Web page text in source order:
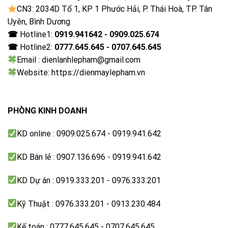
tấm đèn nền sẽ giúp màn hình tivi hiển thị đến 97%
dải màu theo tiêu chuẩn DCI-P3 để mang đến thế giới
rực rỡ vô tận cho đôi mắt người xem.
CN3: 2034D Tổ 1, KP 1 Phước Hải, P. Thái Hoà, TP. Tân
Uyên, Bình Dương
☎ Hotline1: 0919.941642 - 0909.025.674
☎ Hotline2: 0777.645.645 - 0707.645.645
Email : dienlanhlepham@gmail.com
Website: https://dienmaylepham.vn
PHÒNG KINH DOANH
KD online : 0909.025.674 - 0919.941.642
KD Bán lẻ : 0907.136.696 - 0919.941.642
KD Dự án : 0919.333.201 - 0976.333.201
Kỹ Thuật : 0976.333.201 - 0913.230.484